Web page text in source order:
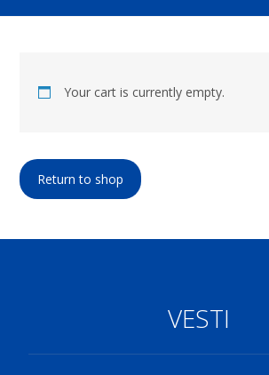
Your cart is currently empty.
Return to shop
VESTI